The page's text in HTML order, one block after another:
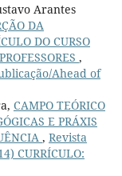
Arantes
DA
DO CURSO
,
Ahead of
CAMPO TEÓRICO
E PRÁXIS
, Revista
CURRÍCULO: